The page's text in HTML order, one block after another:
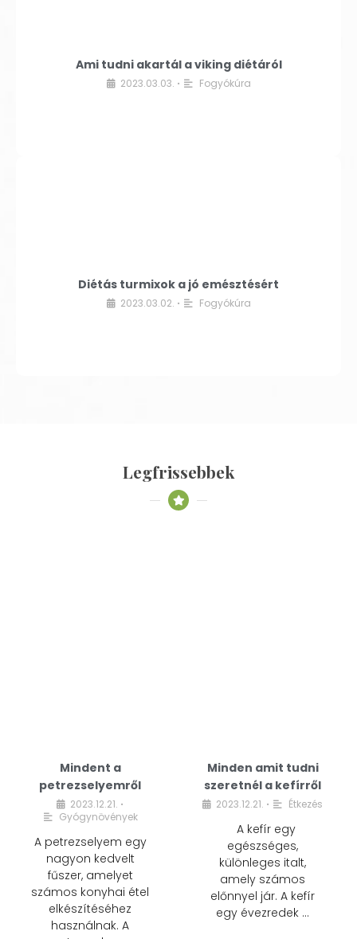
Ami tudni akartál a viking diétáról
2023.03.03. • Fogyókúra
Diétás turmixok a jó emésztésért
2023.03.02. • Fogyókúra
Legfrissebbek
Mindent a
petrezselyemről
2023.12.21. •
Gyógynövények
A petrezselyem egy
nagyon kedvelt
fűszer, amelyet
számos konyhai étel
elkészítéséhez
használnak. A
Minden amit tudni
szeretnél a kefírről
2023.12.21. • Étkezés
A kefír egy
egészséges,
különleges italt,
amely számos
előnnyel jár. A kefír
egy évezredek …